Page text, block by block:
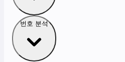
번호 분석